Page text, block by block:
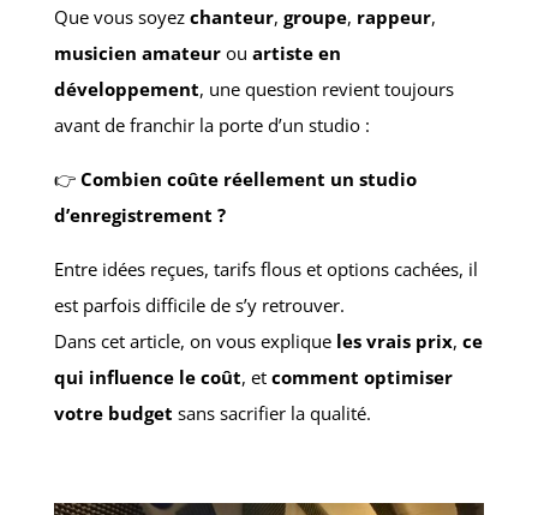
Que vous soyez chanteur, groupe, rappeur,
musicien amateurou artiste en
développement, une question revient toujours
avant de franchir la porte d’un studio :
👉 Combien coûte réellement un studio
d’enregistrement ?
Entre idées reçues, tarifs flous et options cachées, il
est parfois difficile de s’y retrouver.
Dans cet article, on vous explique les vrais prix, ce
qui influence le coût, et comment optimiser
votre budget sans sacrifier la qualité.